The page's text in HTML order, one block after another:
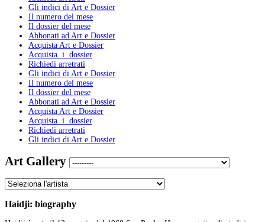
Gli indici di Art e Dossier
Il numero del mese
Il dossier del mese
Abbonati ad Art e Dossier
Acquista Art e Dossier
Acquista i dossier
Richiedi arretrati
Gli indici di Art e Dossier
Il numero del mese
Il dossier del mese
Abbonati ad Art e Dossier
Acquista Art e Dossier
Acquista i dossier
Richiedi arretrati
Gli indici di Art e Dossier
Art Gallery
Haidji: biography